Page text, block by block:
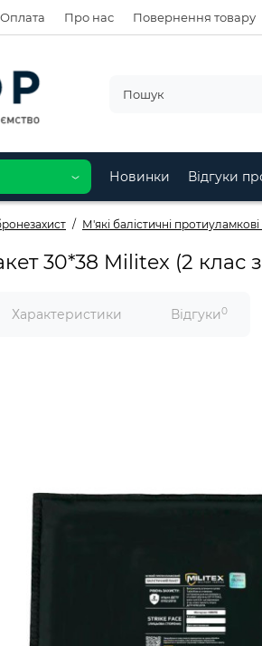
Оплата Про нас Повернення товару
Новинки Відгуки
М'які балістичні
30*38 Militex (2 клас
Характеристики Відгуки0